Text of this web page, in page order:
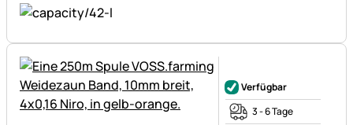
Verfügbar
3 - 6 Tage